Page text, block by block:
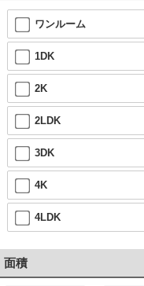
ワンルーム
1DK
2K
2LDK
3DK
4K
4LDK
面積